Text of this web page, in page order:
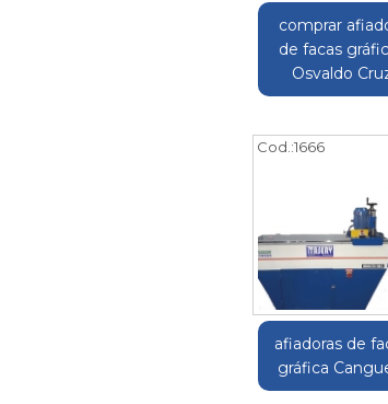
comprar
de facas
Osvaldo
Cod.:1666
afiadoras de
gráfica